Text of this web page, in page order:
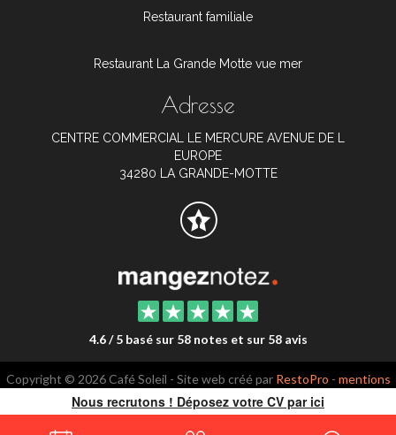
Restaurant familiale
Restaurant La Grande Motte vue mer
Adresse
CENTRE COMMERCIAL LE MERCURE AVENUE DE L
EUROPE
34280 LA GRANDE-MOTTE
4.6 / 5 basé sur 58 notes et sur 58 avis
Copyright © 2026 Café Soleil - Site web créé par RestoPro - mentions
légales
Nous recrutons ! Déposez votre CV par ici